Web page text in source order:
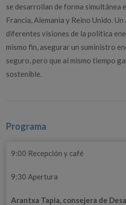
se desarrollan de forma simultánea
Francia, Alemania y Reino Unido.
diferentes visiones de la política
mismo fin, asegurar un suministro
seguro, pero que al mismo tiempo
sostenible.
Programa
9:00 Recepción y café
9:30 Apertura
Arantxa Tapia, consejera de